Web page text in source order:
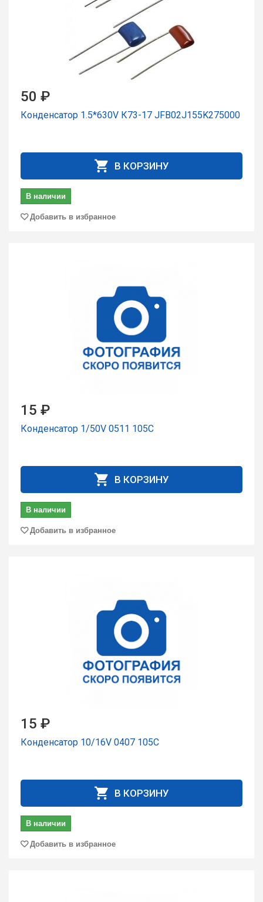
50 ₽
Конденсатор 1.5*630V К73-17 JFB02J155K275000
В КОРЗИНУ
В наличии
Добавить в избранное
15 ₽
Конденсатор 1/50V 0511 105C
В КОРЗИНУ
В наличии
Добавить в избранное
15 ₽
Конденсатор 10/16V 0407 105С
В КОРЗИНУ
В наличии
Добавить в избранное